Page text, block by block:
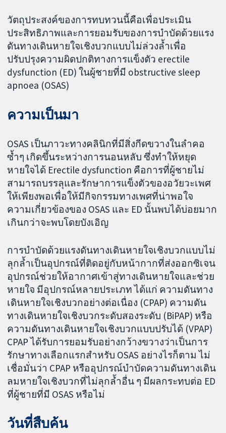
วัตถุประสงค์ของการทบทวนนี้คือเพื่อประเมิน
ประสิทธิภาพและการยอมรับของการบำบัดด้วยแรง
ดันทางเดินหายใจเชิงบวกแบบไม่ล่วงล้ำเพื่อ
ปรับปรุงความผิดปกติทางการแข็งตัว erectile
dysfunction (ED) ในผู้ชายที่มี obstructive sleep
apnoea (OSAS)
ความเป็นมา
OSAS เป็นภาวะทางคลินิกที่มีสิ่งกีดขวางในลำคอ
ซ้ำๆ เกิดขึ้นระหว่างการนอนหลับ ซึ่งทำให้หยุด
หายใจได้ Erectile dysfunction คือการที่ผู้ชายไม่
สามารถบรรลุและรักษาการแข็งตัวของอวัยวะเพศ
ให้เพียงพอเพื่อให้มีกิจกรรมทางเพศที่น่าพอใจ
ความเกี่ยวข้องของ OSAS และ ED นั้นพบได้บ่อยมาก
เกินกว่าจะพบโดยบังเอิญ
การบำบัดด้วยแรงดันทางเดินหายใจเชิงบวกแบบไม่
ลุกล้ำเป็นอุปกรณ์ที่ติดอยู่กับหน้ากากที่ส่งออกซิเจน
อุปกรณ์ช่วยให้อากาศเข้าสู่ทางเดินหายใจและช่วย
หายใจ มีอุปกรณ์หลายประเภท ได้แก่ ความดันทาง
เดินหายใจเชิงบวกอย่างต่อเนื่อง (CPAP) ความดัน
ทางเดินหายใจเชิงบวกระดับสองระดับ (BiPAP) หรือ
ความดันทางเดินหายใจเชิงบวกแบบปรับได้ (VPAP)
CPAP ได้รับการยอมรับอย่างกว้างขวางว่าเป็นการ
รักษาทางเลือกแรกสำหรับ OSAS อย่างไรก็ตาม ไม่
เชื่อมั่นว่า CPAP หรืออุปกรณ์บำบัดความดันทางเดิน
ลมหายใจเชิงบวกที่ไม่ลุกล้ำอื่น ๆ มีผลกระทบต่อ ED
ที่ผู้ชายที่มี OSAS หรือไม่
วันที่สืบค้น